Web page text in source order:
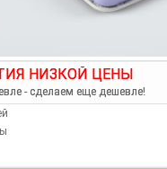
НИЗКОЙ ЦЕНЫ
- сделаем еще дешевле!